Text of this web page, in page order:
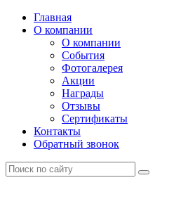
Главная
О компании
О компании
События
Фотогалерея
Акции
Награды
Отзывы
Сертификаты
Контакты
Обратный звонок